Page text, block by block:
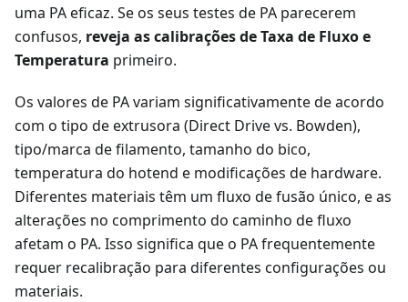
uma PA eficaz. Se os seus testes de PA parecerem
confusos, reveja as calibrações de Taxa de Fluxo e
Temperatura primeiro.
Os valores de PA variam significativamente de acordo
com o tipo de extrusora (Direct Drive vs. Bowden),
tipo/marca de filamento, tamanho do bico,
temperatura do hotend e modificações de hardware.
Diferentes materiais têm um fluxo de fusão único, e as
alterações no comprimento do caminho de fluxo
afetam o PA. Isso significa que o PA frequentemente
requer recalibração para diferentes configurações ou
materiais.